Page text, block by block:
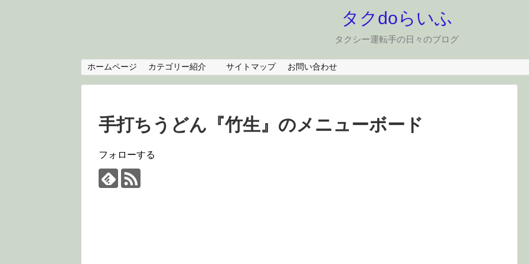
タクdoらいふ
タクシー運転手の日々のブログ
ホームページ カテゴリー紹介 サイトマップ お問い合わせ
手打ちうどん『竹生』のメニューボード
フォローする